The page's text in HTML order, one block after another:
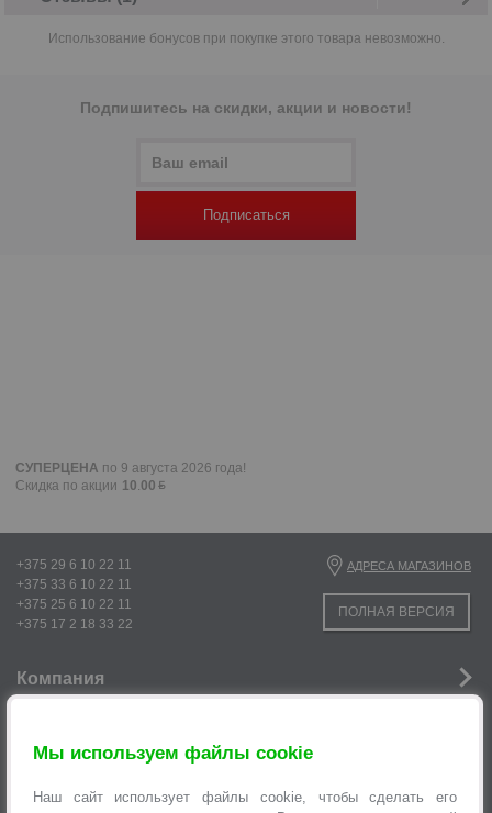
Использование бонусов при покупке этого товара невозможно.
Подпишитесь на скидки, акции и новости!
Подписаться
Мы используем файлы cookie
Наш сайт использует файлы cookie, чтобы сделать его
СУПЕРЦЕНА по 9 августа 2026 года!
Скидка по акции 10.00
+375 29 6 10 22 11
+375 33 6 10 22 11
+375 25 6 10 22 11
+375 17 2 18 33 22
АДРЕСА МАГАЗИНОВ
ПОЛНАЯ ВЕРСИЯ
Компания